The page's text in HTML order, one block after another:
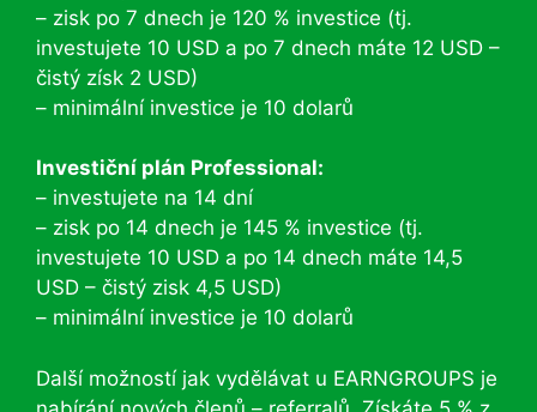
– zisk po 7 dnech je 120 % investice (tj.
investujete 10 USD a po 7 dnech máte 12 USD –
čistý získ 2 USD)
– minimální investice je 10 dolarů
Investiční plán Professional:
– investujete na 14 dní
– zisk po 14 dnech je 145 % investice (tj.
investujete 10 USD a po 14 dnech máte 14,5
USD – čistý zisk 4,5 USD)
– minimální investice je 10 dolarů
Další možností jak vydělávat u EARNGROUPS je